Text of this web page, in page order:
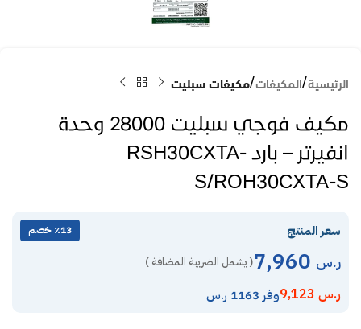
الرئيسية المكيفات مكيفات سبليت
مكيف فوجي سبليت 28000 وحدة
انفيرتر – بارد RSH30CXTA-
S/ROH30CXTA-S
سعر المنتج ٪13 خصم
ر.س ( يشمل الضريبة المضافة )
ر.س9,123 وفر 1163 ر.س